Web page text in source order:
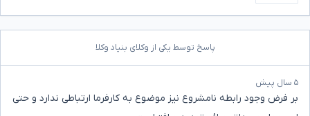
پاسخ توسط یکی از وکلای بنیاد وکلا
۵ سال پیش
بر فرض وجود رابطه نامشروع نیز موضوع به کارفرما ارتباطی ندارد و حتی